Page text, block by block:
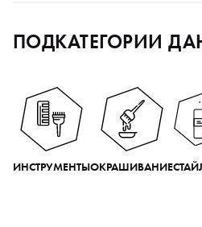
ПОДКАТЕГОРИИ
ИНСТРУМЕНТЫОКРАШИВАНИЕ